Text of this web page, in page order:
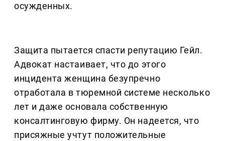
осужденных.
Защита пытается спасти репутацию Гейл.
Адвокат настаивает, что до этого
инцидента женщина безупречно
отработала в тюремной системе несколько
лет и даже основала собственную
консалтинговую фирму. Он надеется, что
присяжные учтут положительные